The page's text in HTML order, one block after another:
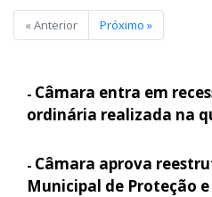
« Anterior Próximo »
- Câmara entra em
ordinária realizada na
- Câmara aprova
Municipal de Proteção